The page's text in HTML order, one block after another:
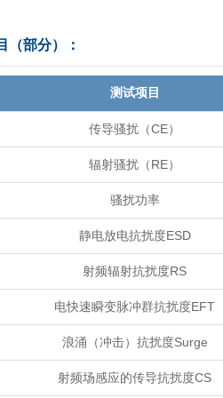
（部分）：
测试项目
传导骚扰（CE）
辐射骚扰（RE）
骚扰功率
静电放电抗扰度ESD
射频辐射抗扰度RS
电快速瞬变脉冲群抗扰度EFT
浪涌（冲击）抗扰度Surge
射频场感应的传导抗扰度CS